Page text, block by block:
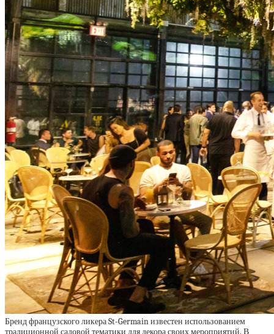
Бренд французского ликера St-Germain известен использованием
традиционной садовой тематики для декора своих мероприятий. В